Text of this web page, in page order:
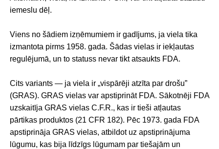
iemeslu dēļ.
Viens no šādiem izņēmumiem ir gadījums, ja viela tika
izmantota pirms 1958. gada. Šādas vielas ir iekļautas
regulējumā, un to statuss nevar tikt atsaukts FDA.
Cits variants — ja viela ir „vispārēji atzīta par drošu”
(GRAS). GRAS vielas var apstiprināt FDA. Sākotnēji FDA
uzskaitīja GRAS vielas C.F.R., kas ir tieši atļautas
pārtikas produktos (21 CFR 182). Pēc 1973. gada FDA
apstiprināja GRAS vielas, atbildot uz apstiprinājuma
lūgumu, kas bija līdzīgs lūgumam par tiešajām un